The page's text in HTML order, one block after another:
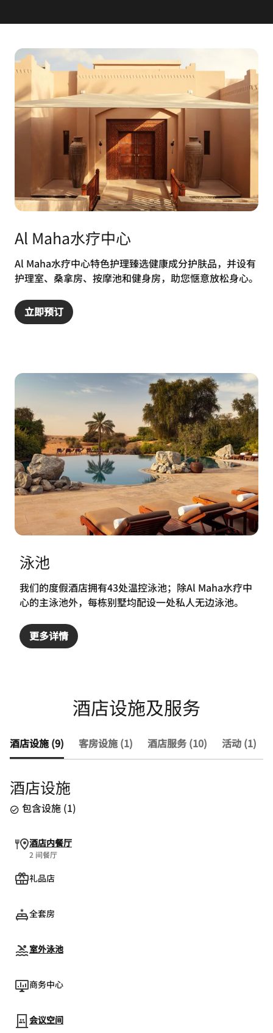
Al Maha水疗中心
Al Maha水疗中心特色护理臻选健康成分护肤品，并设有
护理室、桑拿房、按摩池和健身房，助您惬意放松身心。
立即预订
泳池
我们的度假酒店拥有43处温控泳池；除Al Maha水疗中
心的主泳池外，每栋别墅均配设一处私人无边泳池。
更多详情
酒店设施及服务
酒店设施 (9) 客房设施 (1) 酒店服务 (10) 活动 (1)
酒店设施
包含设施 (1)
酒店内餐厅
2 间餐厅
礼品店
全套房
室外泳池
商务中心
会议空间